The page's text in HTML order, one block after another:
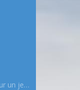
Zimmermann : Requiem pour un jeune poète : Dona Nobis Pacem